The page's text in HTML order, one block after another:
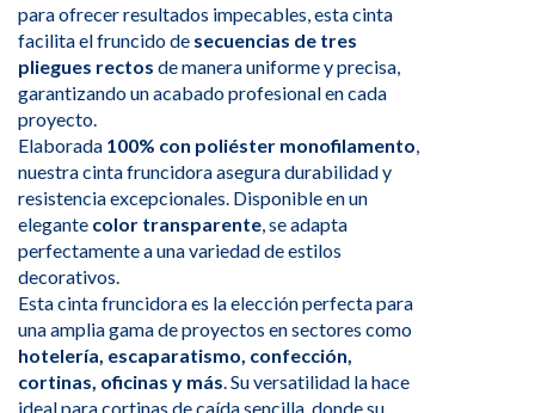
para ofrecer resultados impecables, esta cinta
facilita el fruncido de secuencias de tres
pliegues rectos de manera uniforme y precisa,
garantizando un acabado profesional en cada
proyecto.
Elaborada 100% con poliéster monofilamento
nuestra cinta fruncidora asegura durabilidad y
resistencia excepcionales. Disponible en un
elegante color transparente , se adapta
perfectamente a una variedad de estilos
decorativos.
Esta cinta fruncidora es la elección perfecta para
una amplia gama de proyectos en sectores como
hotelería, escaparatismo, confección,
cortinas, oficinas y más . Su versatilidad la hace
ideal para cortinas de caída sencilla, donde su